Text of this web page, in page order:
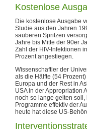
Kostenlose
Die kostenlose Ausgabe
Studie aus den Jahren
sauberen Spritzen
Jahre bis Mitte der 90er
Zahl der HIV-Infektionen
Prozent angestiegen.
Wissenschaftler der
als die Hälfte (54
Europa und der Rest in
USA in der Appropriation
noch so lange gelten
Programme effektiv der
heute hat diese US-